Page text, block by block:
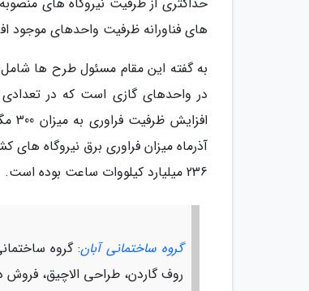
های فناورانه ظرفیت واحدهای موجود
به گفته این مقام مسئول طرح ها
در واحدهای گازی است که در
236 میلیارد کیلووات ساعت بوده است.
گروه ساختمانی آبان: گروه
روف گاردن، طراحی الاچیق،